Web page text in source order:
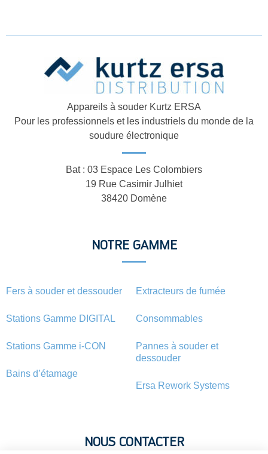
Appareils à souder Kurtz ERSA
Pour les professionnels et les industriels du monde de la
soudure électronique
Bat : 03 Espace Les Colombiers
19 Rue Casimir Julhiet
38420 Domène
NOTRE GAMME
Fers à souder et dessouder
Stations Gamme DIGITAL
Stations Gamme i-CON
Bains d’étamage
Extracteurs de fumée
Consommables
Pannes à souder et
dessouder
Ersa Rework Systems
NOUS CONTACTER